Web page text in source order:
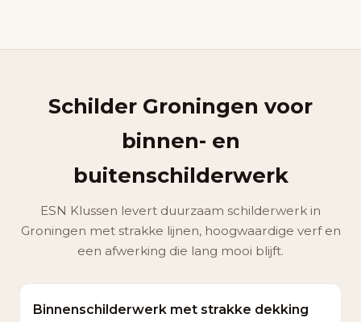
Schilder Groningen voor
binnen- en
buitenschilderwerk
ESN Klussen levert duurzaam schilderwerk in
Groningen met strakke lijnen, hoogwaardige verf en
een afwerking die lang mooi blijft.
Binnenschilderwerk met strakke dekking